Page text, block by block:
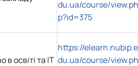
du.ua/course/view.ph
p?id=375
в освіті та ІТ
https://elearn.nubip.e
du.ua/course/view.ph